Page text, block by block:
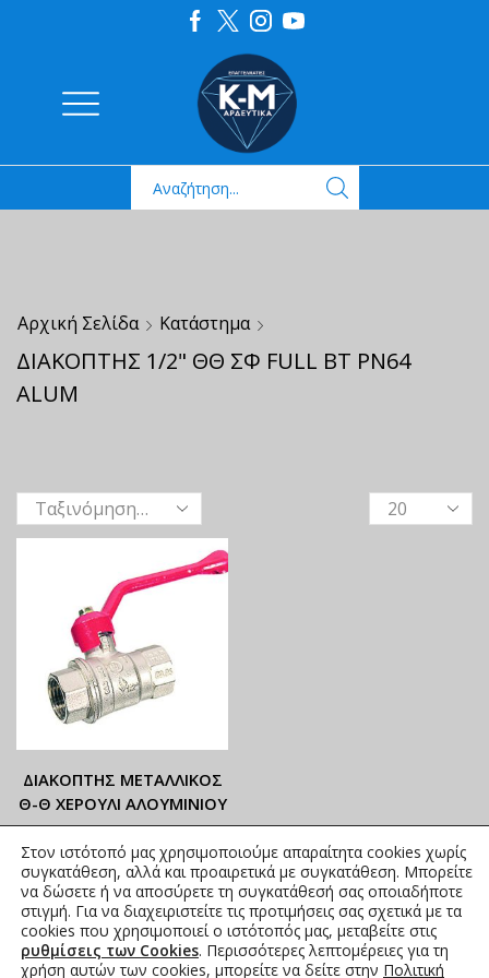
Αρχική Σελίδα Κατάστημα
ΔΙΑΚΟΠΤΗΣ 1/2" ΘΘ ΣΦ FULL ΒΤ ΡΝ64
ALUM
ΔΙΑΚΟΠΤΗΣ ΜΕΤΑΛΛΙΚΟΣ
Θ-Θ ΧΕΡΟΥΛΙ ΑΛΟΥΜΙΝΙΟΥ
ΑΝΑΓΡΑΦΟΝΤΑΙ ΣΤΟ
ΑΝΗΡΤΗΜΕΝΟ PDF
7,81€–67,46€ συμπ. Φ.Π.Α.
Στον ιστότοπό μας χρησιμοποιούμε απαραίτητα cookies χωρίς
συγκατάθεση, αλλά και προαιρετικά με συγκατάθεση. Μπορείτε
να δώσετε ή να αποσύρετε τη συγκατάθεσή σας οποιαδήποτε
στιγμή. Για να διαχειριστείτε τις προτιμήσεις σας σχετικά με τα
cookies που χρησιμοποιεί ο ιστότοπός μας, μεταβείτε στις
ρυθμίσεις των Cookies. Περισσότερες λεπτομέρειες για τη
χρήση αυτών των cookies, μπορείτε να δείτε στην Πολιτική